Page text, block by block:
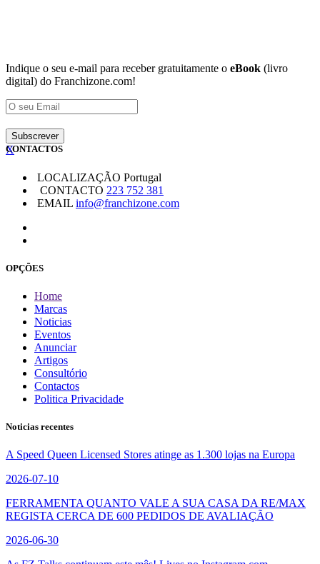
Indique o seu e-mail para receber gratuitamente o eBook (livro
digital) do Franchizone.com!
X
CONTACTOS
LOCALIZAÇÃO Portugal
CONTACTO 223 752 381
EMAIL info@franchizone.com
OPÇÕES
Home
Marcas
Noticias
Eventos
Anunciar
Artigos
Consultório
Contactos
Politica Privacidade
Noticias recentes
A Speed Queen Licensed Stores atinge as 1.300 lojas na Europa
2026-07-10
FERRAMENTA QUANTO VALE A SUA CASA DA RE/MAX
REGISTA CERCA DE 600 PEDIDOS DE AVALIAÇÃO
2026-06-30